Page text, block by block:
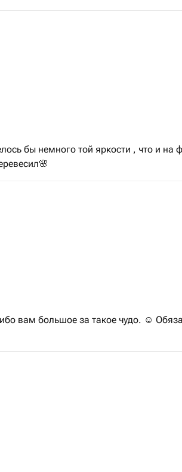
бы немного той яркости , что и
вам большое за такое чудо. ☺️